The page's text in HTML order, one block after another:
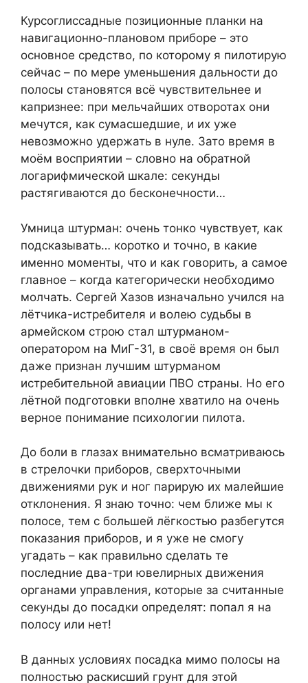
Курсоглиссадные позиционные планки на
навигационно-плановом приборе – это
основное средство, по которому я пилотирую
сейчас – по мере уменьшения дальности до
полосы становятся всё чувствительнее и
капризнее: при мельчайших отворотах они
мечутся, как сумасшедшие, и их уже
невозможно удержать в нуле. Зато время в
моём восприятии – словно на обратной
логарифмической шкале: секунды
растягиваются до бесконечности…
Умница штурман: очень тонко чувствует, как
подсказывать… коротко и точно, в какие
именно моменты, что и как говорить, а самое
главное – когда категорически необходимо
молчать. Сергей Хазов изначально учился на
лётчика-истребителя и волею судьбы в
армейском строю стал штурманом-
оператором на МиГ-31, в своё время он был
даже признан лучшим штурманом
истребительной авиации ПВО страны. Но его
лётной подготовки вполне хватило на очень
верное понимание психологии пилота.
До боли в глазах внимательно всматриваюсь
в стрелочки приборов, сверхточными
движениями рук и ног парирую их малейшие
отклонения. Я знаю точно: чем ближе мы к
полосе, тем с большей лёгкостью разбегутся
показания приборов, и я уже не смогу
угадать – как правильно сделать те
последние два-три ювелирных движения
органами управления, которые за считанные
секунды до посадки определят: попал я на
полосу или нет!
В данных условиях посадка мимо полосы на
полностью раскисший грунт для этой